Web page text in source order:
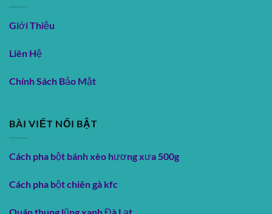
Giới Thiệu
Liên Hệ
Chính Sách Bảo Mật
BÀI VIẾT NỔI BẬT
Cách pha bột bánh xèo hương xưa 500g
Cách pha bột chiên gà kfc